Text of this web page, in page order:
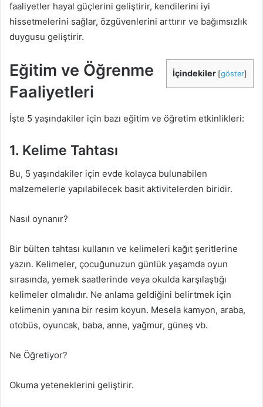
faaliyetler hayal güçlerini geliştirir, kendilerini iyi
hissetmelerini sağlar, özgüvenlerini arttırır ve bağımsızlık
duygusu geliştirir.
İçindekiler [göster]
Eğitim ve Öğrenme
Faaliyetleri
İşte 5 yaşındakiler için bazı eğitim ve öğretim etkinlikleri:
1. Kelime Tahtası
Bu, 5 yaşındakiler için evde kolayca bulunabilen
malzemelerle yapılabilecek basit aktivitelerden biridir.
Nasıl oynanır?
Bir bülten tahtası kullanın ve kelimeleri kağıt şeritlerine
yazın. Kelimeler, çocuğunuzun günlük yaşamda oyun
sırasında, yemek saatlerinde veya okulda karşılaştığı
kelimeler olmalıdır. Ne anlama geldiğini belirtmek için
kelimenin yanına bir resim koyun. Mesela kamyon, araba,
otobüs, oyuncak, baba, anne, yağmur, güneş vb.
Ne Öğretiyor?
Okuma yeteneklerini geliştirir.